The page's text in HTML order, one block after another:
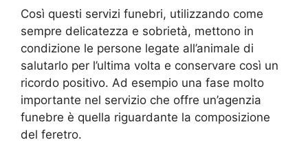
Così questi servizi funebri, utilizzando come
sempre delicatezza e sobrietà, mettono in
condizione le persone legate all’animale di
salutarlo per l’ultima volta e conservare così un
ricordo positivo. Ad esempio una fase molto
importante nel servizio che offre un’agenzia
funebre è quella riguardante la composizione
del feretro.